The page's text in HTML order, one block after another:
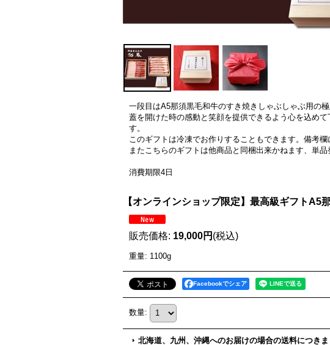
一段目はA5那須黒毛和牛のすき焼きしゃぶしゃぶ用の
蓋を開けた時の感動と笑顔を提供できるよう心を込め
す。
このギフトは冷凍でお作りすることもできます。備考
またこちらのギフトは他商品と同梱出来かねます、単
消費期限4日
【オンラインショップ限定】最高級ギフト
販売価格: 19,000円 (税込)
重量: 1100g
Facebookでシェア
数量:
北海道、九州、沖縄へのお届けの場合の送料につきま